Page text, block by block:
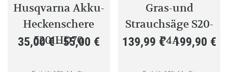
Husqvarna Akku-
Heckenschere
520iHD70
35,00€ –55,00 €Preisspanne:
Gras-und
Strauchsäge S20-
P4A
139,99 € –199,90 €